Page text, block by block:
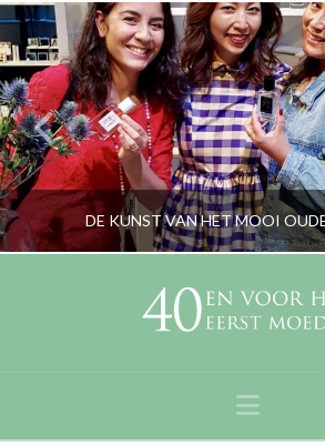
DE KUNST VAN HET MOOI
RORYBLOKZIJL